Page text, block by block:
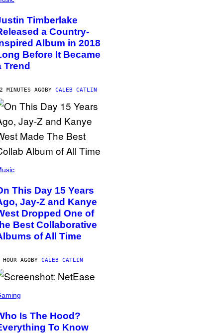
Timberlake
a Country-
Album in 2018
Before It Became
Trend
MINUTES AGOBY CALEB CATLIN
This Day 15 Years
Jay-Z and Kanye
Dropped One of
Best Collaborative
of All Time
HOUR AGOBY CALEB CATLIN
Is The Hood?
To Know